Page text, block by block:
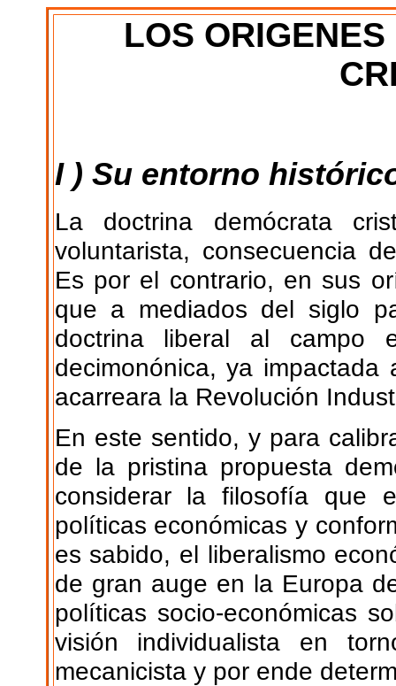
LOS
I ) Su entorno
La doctrina demócrata
voluntarista, consecuencia
Es por el contrario, en sus
que a mediados del siglo
doctrina liberal al campo
decimonónica, ya
acarreara la Revolución
En este sentido, y para
de la pristina propuesta
considerar la filosofía que
políticas económicas y
es sabido, el liberalismo
de gran auge en la Europa
políticas socio-económicas
visión individualista en
mecanicista y por ende